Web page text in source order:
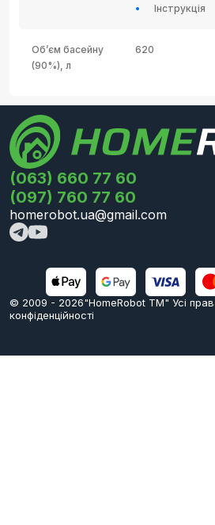
Інструкція
Об’єм басейну
(90%), л
620
(063) 660 77 60
(097) 760 77 60
homerobot.ua@gmail.com
© 2009 - 2026"HomeRobot ТМ" Усi
конфіденційності